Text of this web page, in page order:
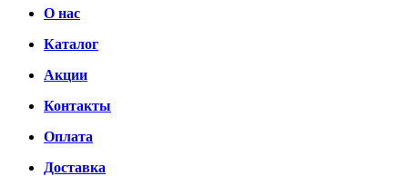
О нас
Каталог
Акции
Контакты
Оплата
Доставка